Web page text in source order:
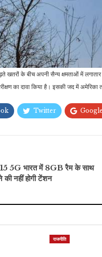
खतरों के बीच अपनी सैन्य क्षमताओं में
का दावा किया है। इसकी जद में
Twitter
5G भारत में 8GB रैम के साथ
की नहीं होगी टेंशन
राजनीति
FD गिरवी रख लेने जा रहे हैं
लोन, समझ लें ये नियम व शर्तें,…
राजनीति
जंग की आहट! चीन ने उठाया
बड़ा कदम, जानें ताइवान के पास
आखिर…